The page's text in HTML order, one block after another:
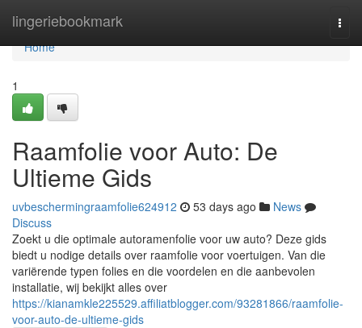
lingeriebookmark
Home
Home
1
Raamfolie voor Auto: De
Ultieme Gids
uvbeschermingraamfolie624912 53 days ago
News
Discuss
Zoekt u die optimale autoramenfolie voor uw auto? Deze gids
biedt u nodige details over raamfolie voor voertuigen. Van die
variërende typen folies en die voordelen en die aanbevolen
installatie, wij bekijkt alles over
https://kianamkle225529.affiliatblogger.com/93281866/raamfolie-
voor-auto-de-ultieme-gids